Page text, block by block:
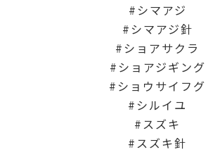
シマアジ
シマアジ針
ショアサクラ
ショアジギング
ショウサイフグ
シルイユ
スズキ
スズキ針